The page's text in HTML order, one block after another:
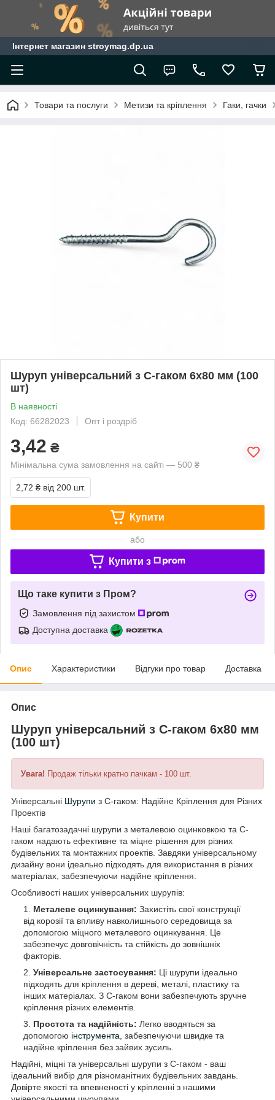
Інтернет магазин stroymag.dp.ua
Товари та послуги Метизи та кріплення Гаки, гачки
Шуруп універсальний з C-гаком 6х80 мм (100
шт)
В наявності
Код: 66282023
Опт і роздріб
3,42 ₴
Мінімальна сума замовлення на сайті — 500 ₴
2,72 ₴ від 200 шт.
Купити
або
Купити з
Що таке купити з Пром?
Замовлення під захистом
Доступна доставка
Опис Характеристики Відгуки про товар Доставка
Опис
Шуруп універсальний з C-гаком 6х80 мм
(100 шт)
Увага! Продаж тільки кратно пачкам - 100 шт.
Універсальні Шурупи з C-гаком: Надійне Кріплення для Різних
Проектів
Наші багатозадачні шурупи з металевою оцинковкою та C-
гаком надають ефективне та міцне рішення для різних
будівельних та монтажних проектів. Завдяки універсальному
дизайну вони ідеально підходять для використання в різних
матеріалах, забезпечуючи надійне кріплення.
Особливості наших універсальних шурупів:
Металеве оцинкування: Захистіть свої конструкції
від корозії та впливу навколишнього середовища за
допомогою міцного металевого оцинкування. Це
забезпечує довговічність та стійкість до зовнішніх
факторів.
Універсальне застосування: Ці шурупи ідеально
підходять для кріплення в дереві, металі, пластику та
інших матеріалах. З C-гаком вони забезпечують зручне
кріплення різних елементів.
Простота та надійність: Легко вводяться за
допомогою інструмента, забезпечуючи швидке та
надійне кріплення без зайвих зусиль.
Надійні, міцні та універсальні шурупи з C-гаком - ваш
ідеальний вибір для різноманітних будівельних завдань.
Довірте якості та впевненості у кріпленні з нашими